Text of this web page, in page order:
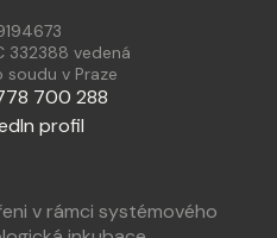
332388 vedená
soudu v Praze
700 288
profil
v rámci systémového